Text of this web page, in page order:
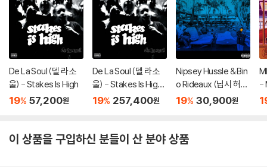
De La Soul (델 라 소
울) - Stakes Is High
19% 57,200원
De La Soul (델 라 소
울) - Stakes Is High
[컬러 4LP]
19% 257,400원
Nipsey Hussle & Bin
o Rideaux (닙시 허슬
& 비노 리도) - Prolific
19% 30,900원
-
이 상품을 구입하신 분들이 산 분야 상품